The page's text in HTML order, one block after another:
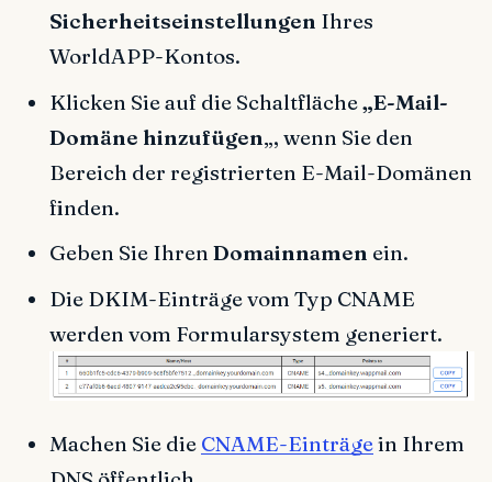
Sicherheitseinstellungen Ihres
WorldAPP-Kontos.
Klicken Sie auf die Schaltfläche„E-Mail-
Domäne hinzufügen„, wenn Sie den
Bereich der registrierten E-Mail-Domänen
finden.
Geben Sie Ihren Domainnamen ein.
Die DKIM-Einträge vom Typ CNAME
werden vom Formularsystem generiert.
Machen Sie die CNAME-Einträgein Ihrem